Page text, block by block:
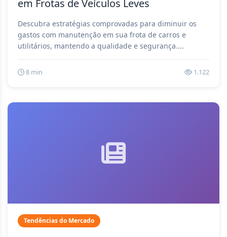
em Frotas de Veículos Leves
Descubra estratégias comprovadas para diminuir os
gastos com manutenção em sua frota de carros e
utilitários, mantendo a qualidade e segurança....
8 min 1.122
Tendências do Mercado